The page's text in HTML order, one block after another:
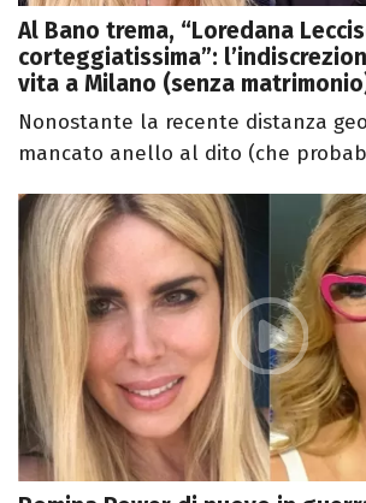
Al Bano trema, “Loredana
corteggiatissima”:
vita a Milano (senza
Nonostante la recente distanza
mancato anello al dito (che